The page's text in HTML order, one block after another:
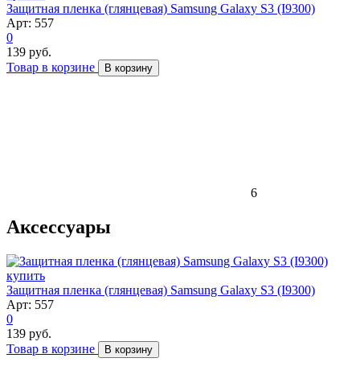
Защитная пленка (глянцевая) Samsung Galaxy S3 (I9300)
Арт: 557
0
139 руб.
Товар в корзине
В корзину
6
Аксессуары
Защитная пленка (глянцевая) Samsung Galaxy S3 (I9300)
Арт: 557
0
139 руб.
Товар в корзине
В корзину